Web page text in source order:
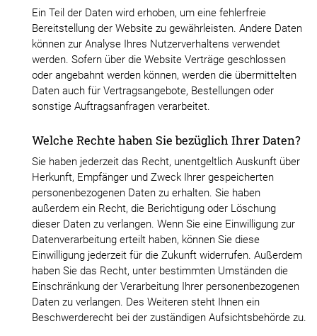
Ein Teil der Daten wird erhoben, um eine fehlerfreie
Bereitstellung der Website zu gewährleisten. Andere Daten
können zur Analyse Ihres Nutzerverhaltens verwendet
werden. Sofern über die Website Verträge geschlossen
oder angebahnt werden können, werden die übermittelten
Daten auch für Vertragsangebote, Bestellungen oder
sonstige Auftragsanfragen verarbeitet.
Welche Rechte haben Sie bezüglich Ihrer Daten?
Sie haben jederzeit das Recht, unentgeltlich Auskunft über
Herkunft, Empfänger und Zweck Ihrer gespeicherten
personenbezogenen Daten zu erhalten. Sie haben
außerdem ein Recht, die Berichtigung oder Löschung
dieser Daten zu verlangen. Wenn Sie eine Einwilligung zur
Datenverarbeitung erteilt haben, können Sie diese
Einwilligung jederzeit für die Zukunft widerrufen. Außerdem
haben Sie das Recht, unter bestimmten Umständen die
Einschränkung der Verarbeitung Ihrer personenbezogenen
Daten zu verlangen. Des Weiteren steht Ihnen ein
Beschwerderecht bei der zuständigen Aufsichtsbehörde zu.